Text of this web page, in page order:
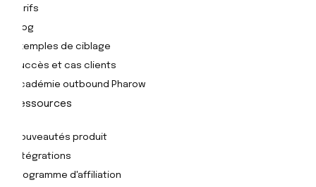
Tarifs
Blog
Exemples de ciblage
Succès et cas clients
Académie outbound Pharow
Ressources
Nouveautés produit
Intégrations
Programme d'affiliation